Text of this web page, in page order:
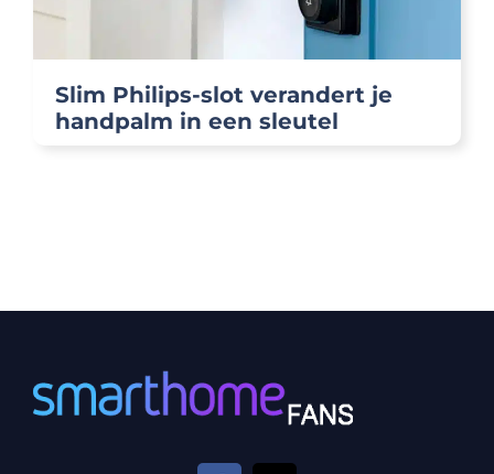
Slim Philips-slot verandert je
handpalm in een sleutel